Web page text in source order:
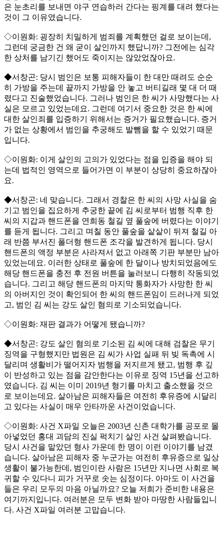
은 눈초리를 보내면 야구 연습하러 간다는 핑계를 대려 했다는
것이 그 이유였습니다.
◇이원화: 굉장히 치밀하게 범죄를 계획했던 걸로 보이는데,
그런데 궁금한 건 왜 굳이 살인까지 했답니까? 그전에는 심각
한 상처를 남기긴 했어도 죽이지는 않았었잖아요.
◆서창곤: 당시 범인은 보통 피해자들이 한 대만 때려도 순순
히 가방을 주는데 끝까지 가방을 안 놓고 버티길래 몇 대 더 때
렸다고 진술했었습니다. 그러나 범인은 한 씨가 사망했다는 사
실은 모르고 있었는데요. 그런데 여기서 중요한 것은 한 씨에
대한 살인죄를 입증하기 위해서는 증거가 필요했습니다. 증거
가 없는 상황에서 범인을 추궁해도 발뺌을 할 수 있었기 때문
입니다.
◇이원화: 이게 살인의 고의가 있었다는 점을 입증을 해야 되
는데 법적인 영역으로 들어가면 이 부분이 상당히 중요하잖아
요.
◆서창곤: 네 맞습니다. 그래서 경찰은 한 씨의 사망 사실을 숨
기고 범인을 집요하게 추궁한 끝에 김 씨로부터 범행 직후 한
씨의 지갑과 핸드폰을 연희동 철길 옆 풀숲에 버렸다는 이야기
를 듣게 됩니다. 그리고 며칠 동안 풀숲을 샅샅이 뒤져 철길 아
래 반쯤 부서진 폴더형 핸드폰 조각을 발견하게 됩니다. 당시
핸드폰의 액정 부분은 사라져서 없고 아래쪽 기판 부분만 남아
있었는데요. 이러한 상태로 풀숲에 한 달이나 방치되었음에도
해당 핸드폰을 충전 후 전원 버튼을 눌러보니 다행히 작동되었
습니다. 그리고 해당 핸드폰의 마지막 통화자가 사망한 한 씨
의 아버지인 것이 확인되어 한 씨의 핸드폰임이 드러나게 되었
고, 범인 김 씨는 강도 살인 혐의로 기소되었습니다.
◇이원화: 재판 결과가 어떻게 됐습니까?
◆서창곤: 강도 살인 혐의로 기소된 김 씨에 대해 검찰은 무기
징역을 구형했지만 법원은 김 씨가 사업 실패 뒤 빚 독촉에 시
달리며 생활비가 떨어지자 범행을 저지르게 됐고, 범행 후 깊
이 반성하고 있는 점을 감안한다는 이유로 징역 15년을 선고하
였습니다. 김 씨는 이미 2019년 형기를 마치고 출소했을 것으
로 보이는데요. 살아남은 피해자들은 여전히 후유증에 시달리
고 있다는 사실이 매우 안타까운 사건이었습니다.
◇이원화: 사건 X파일 오늘은 2003년 신촌 대학가를 공포로 몰
아넣었던 홍대 괴담의 진실 퍽치기 살인 사건 살펴봤습니다.
당시 사건을 맡았던 형사 가운데 한 명이 이런 이야기를 남겼
습니다. 살아남은 피해자 중 누군가는 여전히 후유증으로 일상
생활이 불가능한데, 범인이란 사람은 15년만 지나면 사회로 복
귀할 수 있다니 피가 거꾸로 솟는 심정이다. 아마도 이 사건을
들은 우리 모두의 마음 아닐까요? 오늘 저희가 준비한 내용은
여기까지입니다. 여러분은 모두 변화 받아 마땅한 사람들입니
다. 사건 X파일 여러분 고맙습니다.